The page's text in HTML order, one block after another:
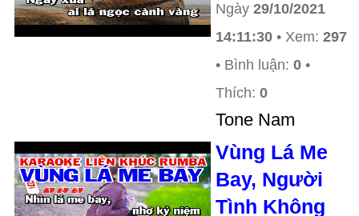
Ngày 29/10/2021
14:11:30 • Xem: 297
• Bình luận: 0 •
Thích: 0
Tone Nam
Vùng Lá Me
Bay, Người
Tình Không